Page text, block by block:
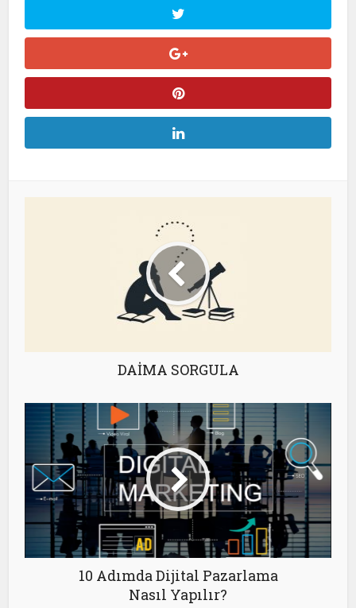
DAİMA SORGULA
10 Adımda Dijital Pazarlama
Nasıl Yapılır?